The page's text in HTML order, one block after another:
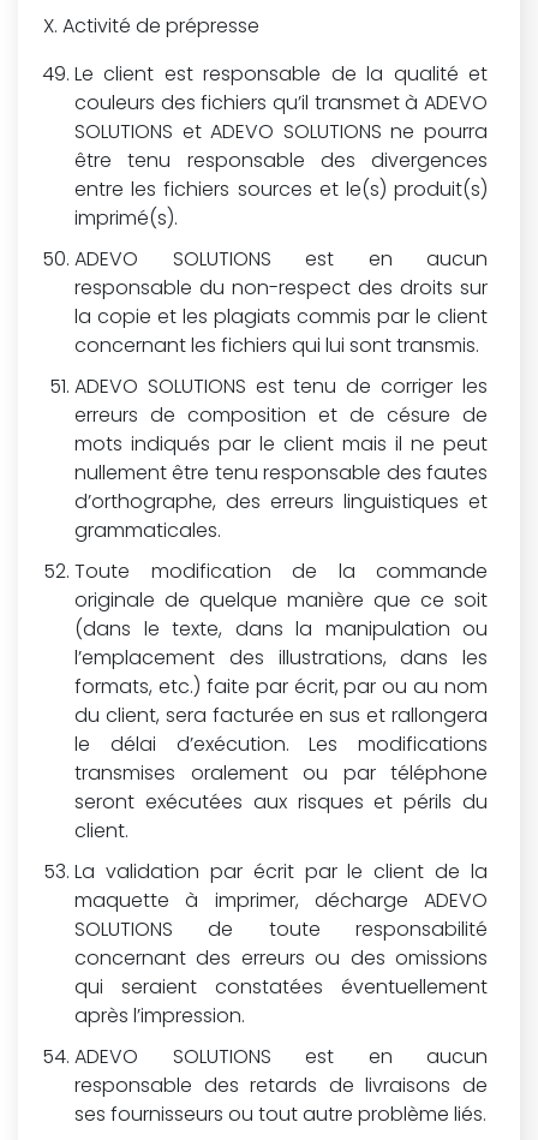
Activité de prépresse
Le client est responsable de la qualité et
couleurs des fichiers qu’il transmet à ADEVO
SOLUTIONS et ADEVO SOLUTIONS ne pourra
être tenu responsable des divergences
entre les fichiers sources et le(s) produit(s)
imprimé(s).
ADEVO SOLUTIONS est en aucun
responsable du non-respect des droits sur
la copie et les plagiats commis par le client
concernant les fichiers qui lui sont transmis.
ADEVO SOLUTIONS est tenu de corriger les
erreurs de composition et de césure de
mots indiqués par le client mais il ne peut
nullement être tenu responsable des fautes
d’orthographe, des erreurs linguistiques et
grammaticales.
Toute modification de la commande
originale de quelque manière que ce soit
(dans le texte, dans la manipulation ou
l’emplacement des illustrations, dans les
formats, etc.) faite par écrit, par ou au nom
du client, sera facturée en sus et rallongera
le délai d’exécution. Les modifications
transmises oralement ou par téléphone
seront exécutées aux risques et périls du
client.
La validation par écrit par le client de la
maquette à imprimer, décharge ADEVO
SOLUTIONS de toute responsabilité
concernant des erreurs ou des omissions
qui seraient constatées éventuellement
après l’impression.
ADEVO SOLUTIONS est en aucun
responsable des retards de livraisons de
ses fournisseurs ou tout autre problème liés.